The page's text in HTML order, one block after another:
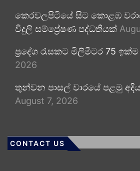
කෙරවලපිටියේ සිට කොළඹ
විදුලි සම්ප්‍රේෂණ පද්ධතියක්
ප්‍රදේශ රැසකට මිලිමීටර 75
2026
තුන්වන පාසල් වාරයේ පළමු
August 7, 2026
CONTACT US